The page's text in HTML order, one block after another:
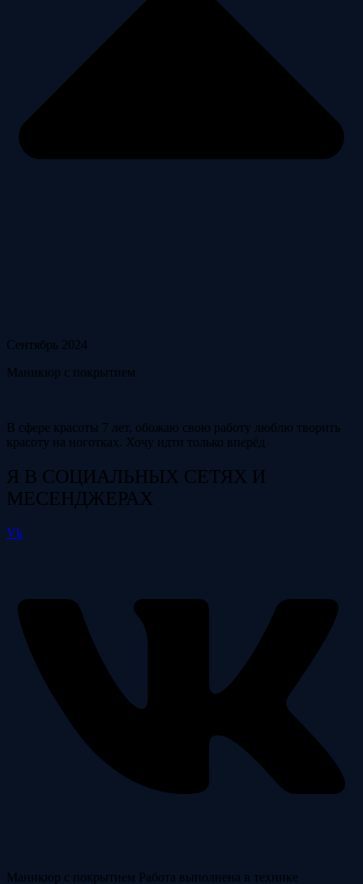
Сентябрь 2024
Маникюр с покрытием
В сфере красоты 7 лет, обожаю свою работу люблю творить
красоту на ноготках. Хочу идти только вперёд
Я В СОЦИАЛЬНЫХ СЕТЯХ И
МЕСЕНДЖЕРАХ
Vk
Маникюр с покрытием Работа выполнена в технике